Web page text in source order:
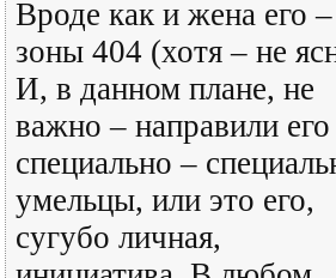
Вроде как и жена его
зоны 404 (хотя – не
И, в данном плане, не
важно – направили его
специально –
умельцы, или это его,
сугубо личная,